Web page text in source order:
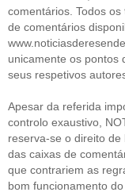
comentários. Todos
de comentários
unicamente os pontos
seus respetivos
Apesar da referida
controlo exaustivo,
reserva-se o direito
das caixas de
que contrariem as
bom funcionamento